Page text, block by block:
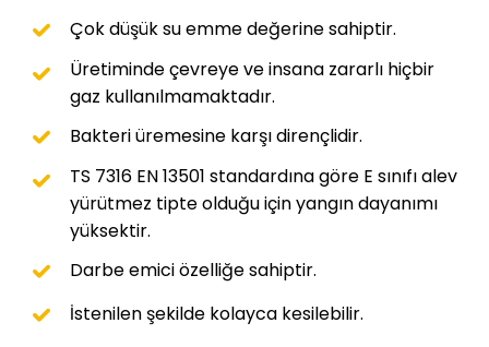
Çok düşük su emme değerine sahiptir.
Üretiminde çevreye ve insana zararlı hiçbir
gaz kullanılmamaktadır.
Bakteri üremesine karşı dirençlidir.
TS 7316 EN 13501 standardına göre E sınıfı alev
yürütmez tipte olduğu için yangın dayanımı
yüksektir.
Darbe emici özelliğe sahiptir.
İstenilen şekilde kolayca kesilebilir.